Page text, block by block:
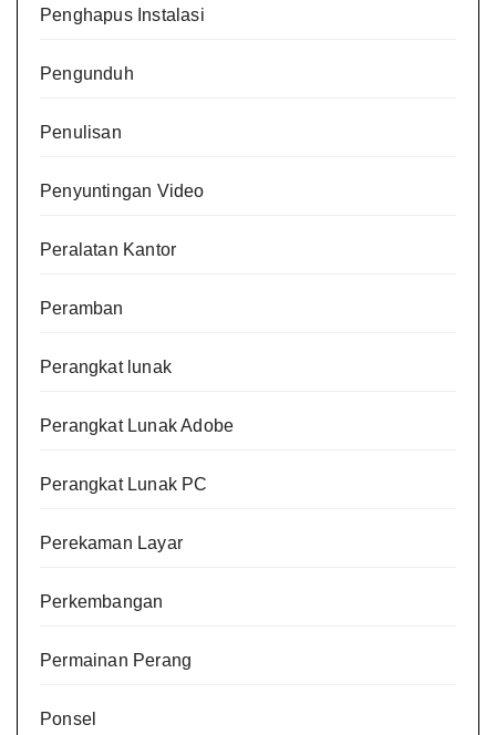
Penghapus Instalasi
Pengunduh
Penulisan
Penyuntingan Video
Peralatan Kantor
Peramban
Perangkat lunak
Perangkat Lunak Adobe
Perangkat Lunak PC
Perekaman Layar
Perkembangan
Permainan Perang
Ponsel